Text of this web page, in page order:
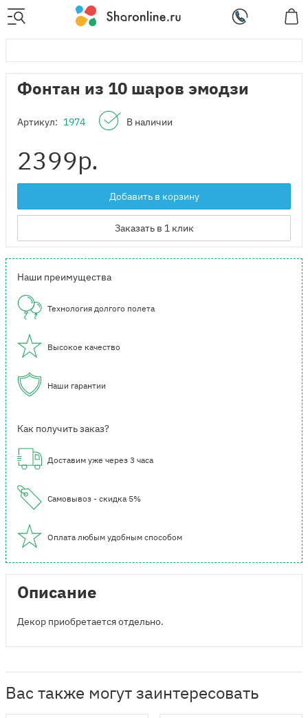
Фонтан из 10 шаров эмодзи
Артикул: 1974 В наличии
2399р.
Добавить в корзину
Заказать в 1 клик
Наши преимущества
Технология долгого полета
Высокое качество
Наши гарантии
Как получить заказ?
Доставим уже через 3 часа
Самовывоз - скидка 5%
Оплата любым удобным способом
Описание
Декор приобретается отдельно.
Вас также могут заинтересовать